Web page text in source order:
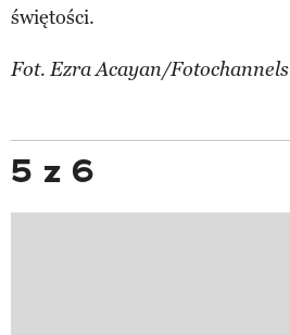
świętości.
Fot. Ezra Acayan/Fotochannels
5 z 6